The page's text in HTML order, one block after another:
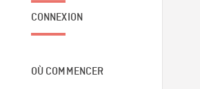
CONNEXION
OÙ COMMENCER